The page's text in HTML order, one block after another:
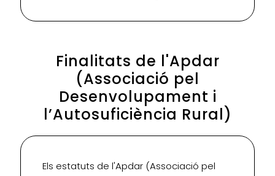
Finalitats de l'Apdar
(Associació pel
Desenvolupament i
l’Autosuficiència Rural)
Els estatuts de l'Apdar (Associació pel